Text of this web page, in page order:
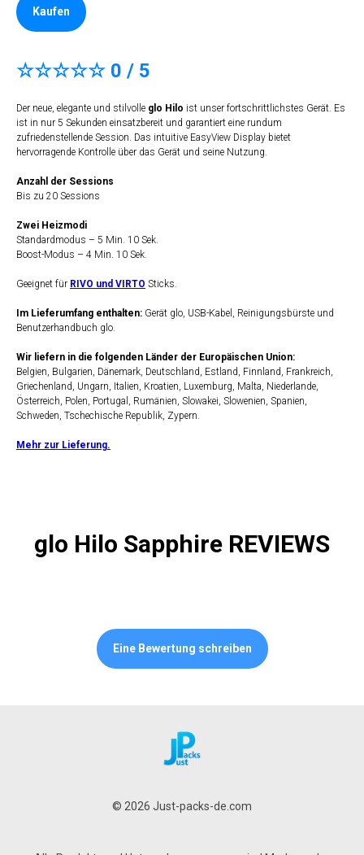
Kaufen
☆☆☆☆☆ 0 / 5
Der neue, elegante und stilvolle glo Hilo ist unser fortschrittlichstes Gerät. Es
ist in nur 5 Sekunden einsatzbereit und garantiert eine rundum
zufriedenstellende Session. Das intuitive EasyView Display bietet
hervorragende Kontrolle über das Gerät und seine Nutzung.
Anzahl der Sessions
Bis zu 20 Sessions
Zwei Heizmodi
Standardmodus – 5 Min. 10 Sek.
Boost-Modus – 4 Min. 10 Sek.
Geeignet für RIVO und VIRTO Sticks.
Im Lieferumfang enthalten: Gerät glo, USB-Kabel, Reinigungsbürste und
Benutzerhandbuch glo.
Wir liefern in die folgenden Länder der Europäischen Union:
Belgien, Bulgarien, Dänemark, Deutschland, Estland, Finnland, Frankreich,
Griechenland, Ungarn, Italien, Kroatien, Luxemburg, Malta, Niederlande,
Österreich, Polen, Portugal, Rumänien, Slowakei, Slowenien, Spanien,
Schweden, Tschechische Republik, Zypern.
Mehr zur Lieferung.
glo Hilo Sapphire REVIEWS
Eine Bewertung schreiben
© 2026 Just-packs-de.com